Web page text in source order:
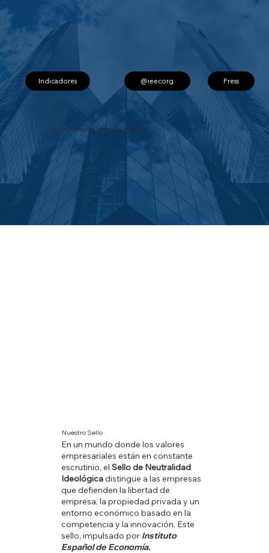
Sello de Neutralidad Ideológica
Press
@ieecorg
Indicadores
Nuestro Sello
En un mundo donde los valores
empresariales están en constante
escrutinio, el Sello de Neutralidad
Ideológicadistingue a las empresas
que defienden la libertad de
empresa, la propiedad privada y un
entorno económico basado en la
competencia y la innovación. Este
sello, impulsado por Instituto
Español de Economía.